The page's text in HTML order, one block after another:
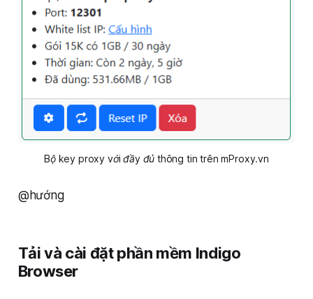
Bộ key proxy với đầy đủ thông tin trên mProxy.vn
@hướng
Tải và cài đặt phần mềm Indigo
Browser